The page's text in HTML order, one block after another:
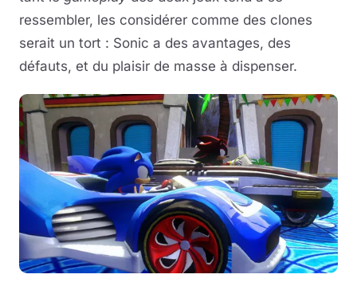
ressembler, les considérer comme des clones
serait un tort : Sonic a des avantages, des
défauts, et du plaisir de masse à dispenser.